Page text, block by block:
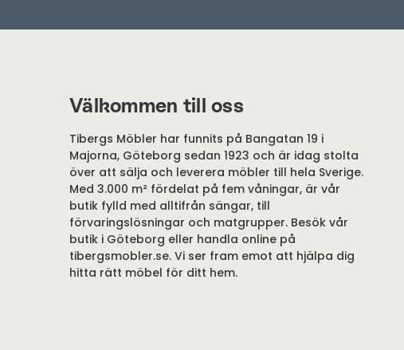
Välkommen till oss
Tibergs Möbler har funnits på Bangatan 19 i
Majorna, Göteborg sedan 1923 och är idag stolta
över att sälja och leverera möbler till hela Sverige.
Med 3.000 m² fördelat på fem våningar, är vår
butik fylld med alltifrån sängar, till
förvaringslösningar och matgrupper. Besök vår
butik i Göteborg eller handla online på
tibergsmobler.se. Vi ser fram emot att hjälpa dig
hitta rätt möbel för ditt hem.